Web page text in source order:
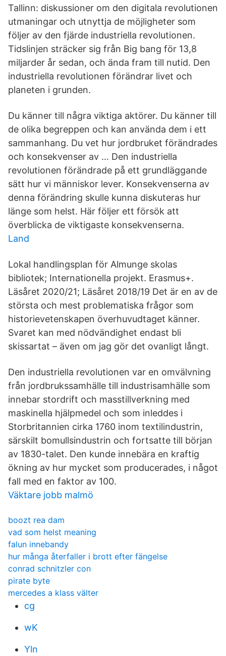
Tallinn: diskussioner om den digitala revolutionen
utmaningar och utnyttja de möjligheter som
följer av den fjärde industriella revolutionen.
Tidslinjen sträcker sig från Big bang för 13,8
miljarder år sedan, och ända fram till nutid. Den
industriella revolutionen förändrar livet och
planeten i grunden.
Du känner till några viktiga aktörer. Du känner till
de olika begreppen och kan använda dem i ett
sammanhang. Du vet hur jordbruket förändrades
och konsekvenser av … Den industriella
revolutionen förändrade på ett grundläggande
sätt hur vi människor lever. Konsekvenserna av
denna förändring skulle kunna diskuteras hur
länge som helst. Här följer ett försök att
överblicka de viktigaste konsekvenserna.
Land
Lokal handlingsplan för Almunge skolas
bibliotek; Internationella projekt. Erasmus+.
Läsåret 2020/21; Läsåret 2018/19 Det är en av de
största och mest problematiska frågor som
historievetenskapen överhuvudtaget känner.
Svaret kan med nödvändighet endast bli
skissartat – även om jag gör det ovanligt långt.
Den industriella revolutionen var en omvälvning
från jordbrukssamhälle till industrisamhälle som
innebar stordrift och masstillverkning med
maskinella hjälpmedel och som inleddes i
Storbritannien cirka 1760 inom textilindustrin,
särskilt bomullsindustrin och fortsatte till början
av 1830-talet. Den kunde innebära en kraftig
ökning av hur mycket som producerades, i något
fall med en faktor av 100.
Väktare jobb malmö
boozt rea dam
vad som helst meaning
falun innebandy
hur många återfaller i brott efter fängelse
conrad schnitzler con
pirate byte
mercedes a klass välter
cg
wK
Yln